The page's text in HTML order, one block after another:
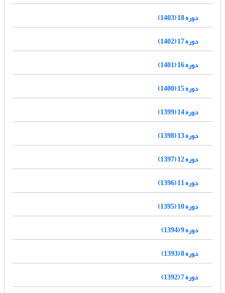
دوره 18 (1403)
دوره 17 (1402)
دوره 16 (1401)
دوره 15 (1400)
دوره 14 (1399)
دوره 13 (1398)
دوره 12 (1397)
دوره 11 (1396)
دوره 10 (1395)
دوره 9 (1394)
دوره 8 (1393)
دوره 7 (1392)